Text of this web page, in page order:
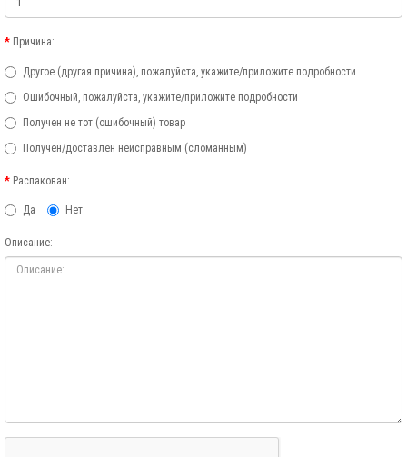
Причина:
Другое (другая причина), пожалуйста, укажите/приложите подробности
Ошибочный, пожалуйста, укажите/приложите подробности
Получен не тот (ошибочный) товар
Получен/доставлен неисправным (сломанным)
Распакован:
Да Нет
Описание: